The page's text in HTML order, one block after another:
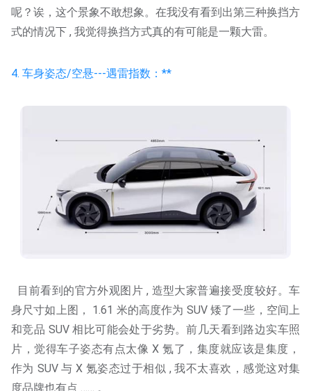
呢？诶，这个景象不敢想象。在我没有看到出第三种换挡方
式的情况下 , 我觉得换挡方式真的有可能是一颗大雷。
4. 车身姿态/空悬---遇雷指数：**
目前看到的官方外观图片 , 造型大家普遍接受度较好。车
身尺寸如上图， 1.61 米的高度作为 SUV 矮了一些，空间上
和竞品 SUV 相比可能会处于劣势。前几天看到路边实车照
片，觉得车子姿态有点太像 X 氪了，集度就应该是集度，
作为 SUV 与 X 氪姿态过于相似 , 我不太喜欢，感觉这对集
度品牌也有点 …… 。